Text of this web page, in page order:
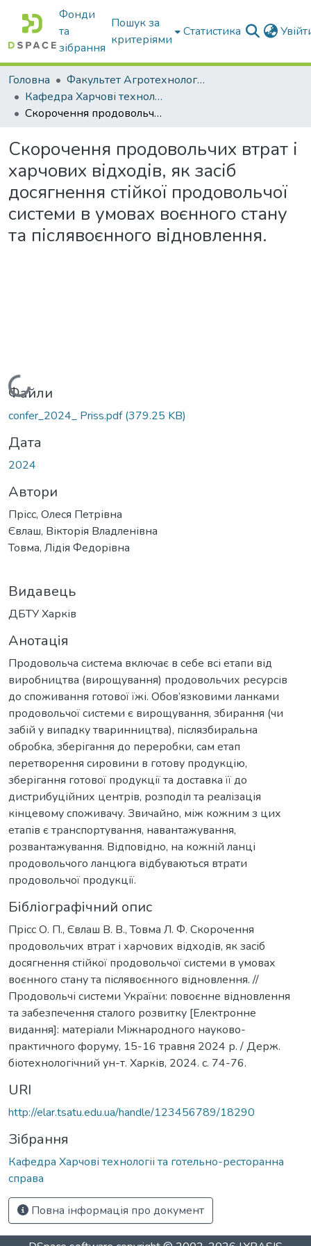
Фонди
та
зібрання
Пошук за
критеріями
Статистика
Головна
Факультет Агротехнологій та екології
Кафедра Харчові технологіі та готельно-ресторанна справа
Скорочення продовольчих втрат і харчових відходів, як засіб досягнення стійкої продовольчої системи в умовах воєнного стану та післявоєнного відновлення.
Скорочення продовольчих втрат і
харчових відходів, як засіб
досягнення стійкої продовольчої
системи в умовах воєнного стану
та післявоєнного відновлення.
Вантажиться...
Файли
confer_2024_ Priss.pdf(379.25 KB)
Дата
2024
Автори
Прісс, Олеся Петрівна
Євлаш, Вікторія Владленівна
Товма, Лідія Федорівна
Видавець
ДБТУ Харків
Анотація
Продовольча система включає в себе всі етапи від
виробництва (вирощування) продовольчих ресурсів
до споживання готової їжі. Обов’язковими ланками
продовольчої системи є вирощування, збирання (чи
забій у випадку тваринництва), післязбиральна
обробка, зберігання до переробки, сам етап
перетворення сировини в готову продукцію,
зберігання готової продукції та доставка її до
дистрибуційних центрів, розподіл та реалізація
кінцевому споживачу. Звичайно, між кожним з цих
етапів є транспортування, навантажування,
розвантажування. Відповідно, на кожній ланці
продовольчого ланцюга відбуваються втрати
продовольчої продукції.
Бібліографічний опис
Прісс О. П., Євлаш В. В., Товма Л. Ф. Скорочення
продовольчих втрат і харчових відходів, як засіб
досягнення стійкої продовольчої системи в умовах
воєнного стану та післявоєнного відновлення. //
Продовольчі системи України: повоєнне відновлення
та забезпечення сталого розвитку [Електронне
видання]: матеріали Міжнародного науково-
практичного форуму, 15-16 травня 2024 р. / Держ.
біотехнологічний ун-т. Харків, 2024. с. 74-76.
URI
http://elar.tsatu.edu.ua/handle/123456789/18290
Зібрання
Кафедра Харчові технологіі та готельно-ресторанна
справа
Повна інформація про документ